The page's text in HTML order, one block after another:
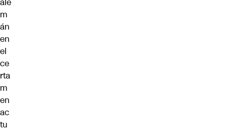
m
án
en
el
ce
rta
m
en
ac
tu